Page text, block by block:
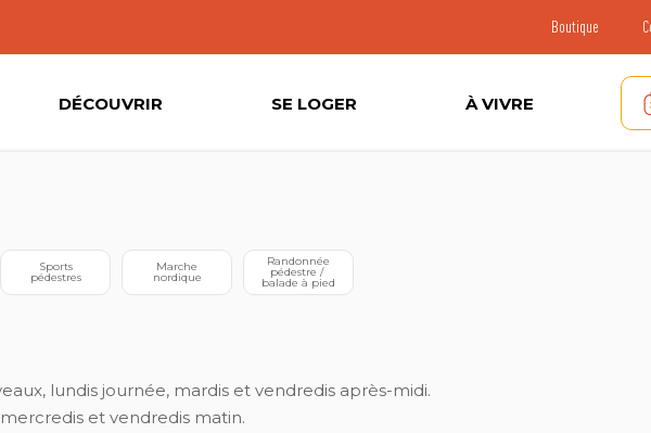
Boutique
DÉCOUVRIR SE LOGER À VIVRE
pédestres nordique pédestre /
balade à pied
lundis journée, mardis et vendredis après-midi.
et vendredis matin.